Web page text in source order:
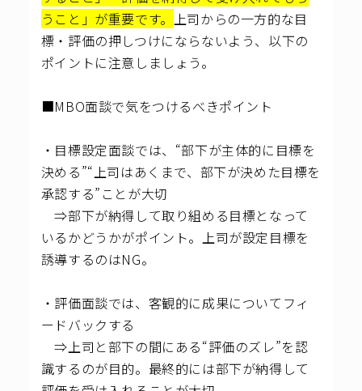
うこと」が重要です。 上司からの一方的な目
標・評価の押しつけにならないよう、以下の
ポイントに注意しましょう。
■MBO面談で気をつけるべきポイント
・目標設定面談では、“部下が主体的に目標を
決める”“上司はあくまで、部下が決めた目標を
承認する”ことが大切
⇒部下が納得して取り組める目標となって
いるかどうかがポイント。上司が設定目標を
誘導するのはNG。
・評価面談では、客観的に成果についてフィ
ードバックする
⇒上司と部下の間にある“評価のズレ”を認
識するのが目的。最終的には部下が納得して